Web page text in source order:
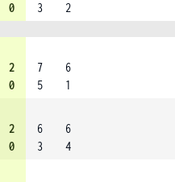
0
3
2
2
0
7
5
6
1
2
0
6
3
6
4